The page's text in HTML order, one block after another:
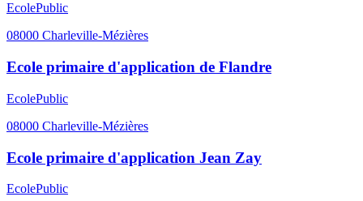
EcolePublic
08000 Charleville-Mézières
Ecole primaire d'application de Flandre
EcolePublic
08000 Charleville-Mézières
Ecole primaire d'application Jean Zay
EcolePublic